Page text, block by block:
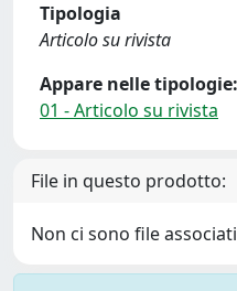
Tipologia
Articolo su rivista
Appare nelle tipologie:
01 - Articolo su rivista
File in questo prodotto:
Non ci sono file